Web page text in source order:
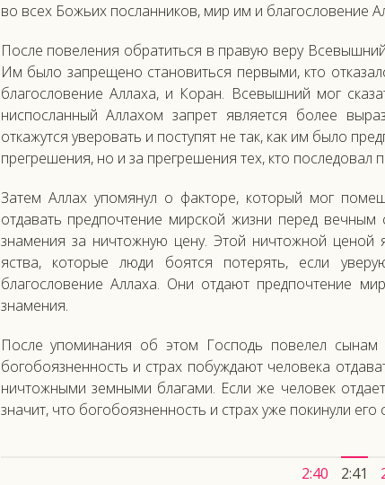
во всех Божьих посланников, мир им и благословение
После повеления обратиться в правую веру
Им было запрещено становиться первыми, кто
благословение Аллаха, и Коран. Всевышний мог
ниспосланный Аллахом запрет является более
откажутся уверовать и поступят не так, как им было
прегрешения, но и за прегрешения тех, кто последовал
Затем Аллах упомянул о факторе, который мог
отдавать предпочтение мирской жизни перед
знамения за ничтожную цену. Этой ничтожной
яства, которые люди боятся потерять, если
благословение Аллаха. Они отдают предпочтение
знамения.
После упоминания об этом Господь повелел
богобоязненность и страх побуждают человека
ничтожными земными благами. Если же человек
значит, что богобоязненность и страх уже покинули его
2:40 2:41